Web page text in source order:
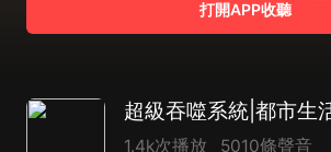
打開APP收聽
超級吞噬系統|都市生
1.4k次播放 5010條聲音